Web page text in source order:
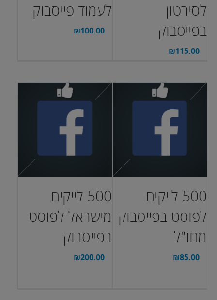
לסירטון
בפייסבוק
₪115.00
לעמוד פייסבוק
₪100.00
500 לייקים
לפוסט בפייסבוק
מחו"ל
₪85.00
500 לייקים
מישראל לפוסט
בפייסבוק
₪200.00